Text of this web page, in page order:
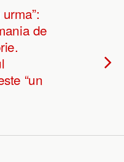
de
“un